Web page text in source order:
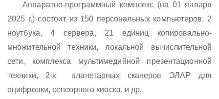
Аппаратно-программный комплекс (на 01 января
2025 г.) состоит из 150 персональных компьютеров, 2
ноутбука, 4 сервера, 21 единиц копировально-
множительной техники, локальной вычислительной
сети, комплекса мультимедийной презентационной
техники, 2-х планетарных сканеров ЭЛАР для
оцифровки, сенсорного киоска, и др.